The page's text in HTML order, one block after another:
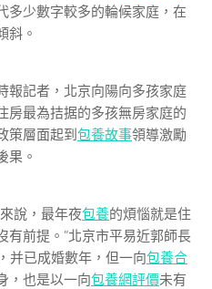
多少數字較多的輪候家庭，在
斜。
記者，北京向陽向多孩家庭
房最為拮据的多孩無房家庭的
策層面起到 包養故事領導激勵
果。
說，最年夜包養的煩惱就是住
有前提。”北京市平易近郭師長
并已成婚數年，但一向包養合
，也是以一向包養網評價未有